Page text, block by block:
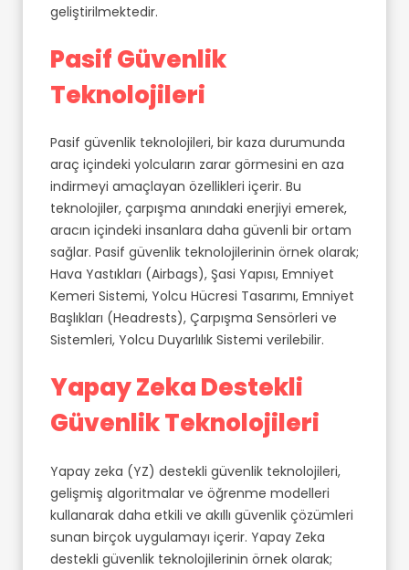
geliştirilmektedir.
Pasif Güvenlik
Teknolojileri
Pasif güvenlik teknolojileri, bir kaza durumunda
araç içindeki yolcuların zarar görmesini en aza
indirmeyi amaçlayan özellikleri içerir. Bu
teknolojiler, çarpışma anındaki enerjiyi emerek,
aracın içindeki insanlara daha güvenli bir ortam
sağlar. Pasif güvenlik teknolojilerinin örnek olarak;
Hava Yastıkları (Airbags), Şasi Yapısı, Emniyet
Kemeri Sistemi, Yolcu Hücresi Tasarımı, Emniyet
Başlıkları (Headrests), Çarpışma Sensörleri ve
Sistemleri, Yolcu Duyarlılık Sistemi verilebilir.
Yapay Zeka Destekli
Güvenlik Teknolojileri
Yapay zeka (YZ) destekli güvenlik teknolojileri,
gelişmiş algoritmalar ve öğrenme modelleri
kullanarak daha etkili ve akıllı güvenlik çözümleri
sunan birçok uygulamayı içerir. Yapay Zeka
destekli güvenlik teknolojilerinin örnek olarak;